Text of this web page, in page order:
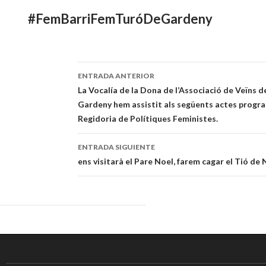
#FemBarriFemTuróDeGardeny
Navegación
de
entradas
ENTRADA ANTERIOR
La Vocalía de la Dona de l’Associació de Veïns
Gardeny hem assistit als següents actes
Regidoria de Polítiques Feministes.
ENTRADA SIGUIENTE
ens visitarà el Pare Noel, farem cagar el Tió de